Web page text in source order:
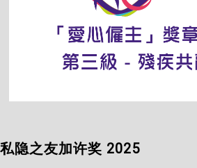
私隐之友加许奖 2025